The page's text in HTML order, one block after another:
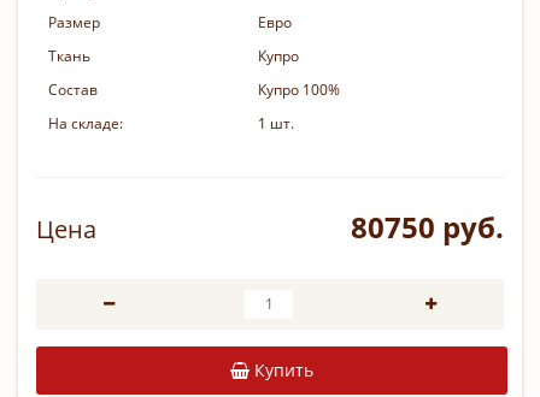
Размер
Евро
Ткань
Купро
Состав
Купро 100%
На складе:
1 шт.
Цена 80750 руб.
Купить